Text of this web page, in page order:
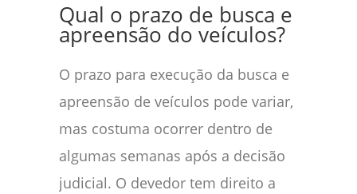
Qual o prazo de busca e
apreensão do veículos?
O prazo para execução da busca e
apreensão de veículos pode variar,
mas costuma ocorrer dentro de
algumas semanas após a decisão
judicial. O devedor tem direito a